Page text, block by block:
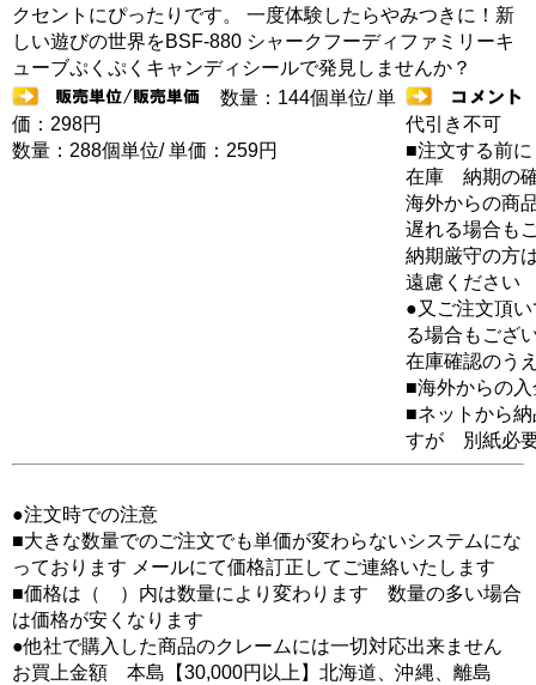
クセントにぴったりです。 一度体験したらやみつきに！新
しい遊びの世界をBSF-880 シャークフーディファミリーキ
ューブぷくぷくキャンディシールで発見しませんか？
数量：144個単位/ 単
価：298円
数量：288個単位/ 単価：259円
代引き不可
■注文する前に
在庫 納期の
海外からの商
遅れる場合も
納期厳守の方
遠慮ください
●又ご注文頂
る場合もござ
在庫確認のう
■海外からの
■ネットから
すが 別紙必
●注文時での注意
■大きな数量でのご注文でも単価が変わらないシステムにな
っております メールにて価格訂正してご連絡いたします
■価格は（ ）内は数量により変わります 数量の多い場合
は価格が安くなります
●他社で購入した商品のクレームには一切対応出来ません
お買上金額 本島【30,000円以上】北海道、沖縄、離島